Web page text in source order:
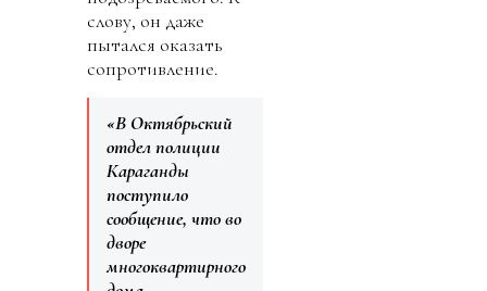
слову, он даже
пытался оказать
сопротивление.
«В Октябрьский
отдел полиции
Караганды
поступило
сообщение, что во
дворе
многоквартирного